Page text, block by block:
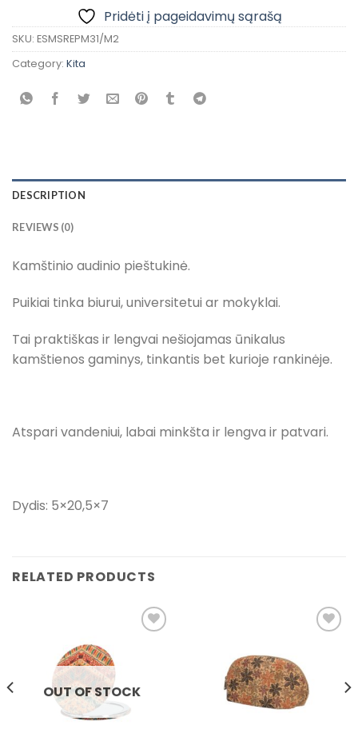
Pridėti į pageidavimų sąrašą
SKU: ESMSREPM31/M2
Category: Kita
DESCRIPTION
REVIEWS (0)
Kamštinio audinio pieštukinė.
Puikiai tinka biurui, universitetui ar mokyklai.
Tai praktiškas ir lengvai nešiojamas ūnikalus
kamštienos gaminys, tinkantis bet kurioje rankinėje.
Atspari vandeniui, labai minkšta ir lengva ir patvari.
Dydis: 5×20,5×7
RELATED PRODUCTS
OUT OF STOCK
pageidavimų
sąrašą